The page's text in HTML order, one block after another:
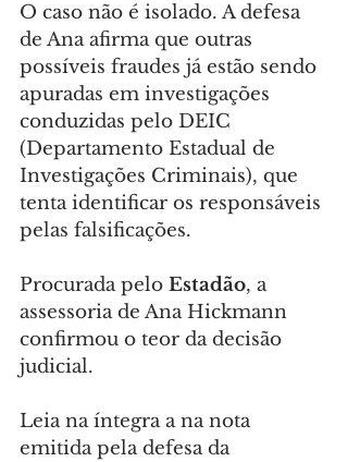
O caso não é isolado. A defesa
de Ana afirma que outras
possíveis fraudes já estão sendo
apuradas em investigações
conduzidas pelo DEIC
(Departamento Estadual de
Investigações Criminais), que
tenta identificar os responsáveis
pelas falsificações.
Procurada pelo Estadão, a
assessoria de Ana Hickmann
confirmou o teor da decisão
judicial.
Leia na íntegra a na nota
emitida pela defesa da